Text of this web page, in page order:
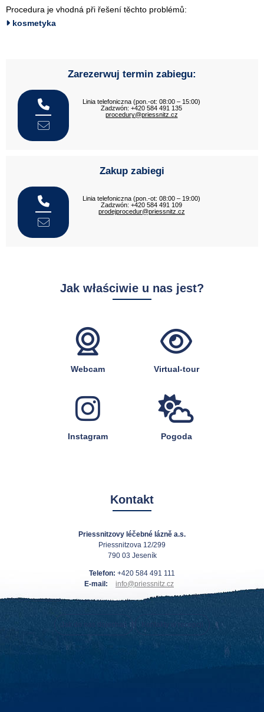
Procedura je vhodná při řešení těchto problémů:
kosmetyka
Zarezerwuj termin zabiegu:
Linia telefoniczna (pon.-ot: 08:00 – 15:00)
Zadzwón: +420 584 491 135
procedury@priessnitz.cz
Zakup zabiegi
Linia telefoniczna (pon.-ot: 08:00 – 19:00)
Zadzwón: +420 584 491 109
prodejprocedur@priessnitz.cz
Jak właściwie u nas jest?
Webcam Virtual-tour
Instagram Pogoda
Kontakt
Priessnitzovy léčebné lázně a.s.
Priessnitzova 12/299
790 03 Jeseník
Telefon: +420 584 491 111
E-mail:
info@priessnitz.cz
Jak do nas dojechać Kontakty w recepcji